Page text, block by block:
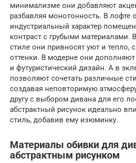
минимализме они добавляют
разбавляя монотонность. В лофте
индустриальный характер
контраст с грубыми материалами.
стиле они привносят уют и тепло,
оттенки. В модерне они
и футуристический дизайн. А в
позволяют сочетать различные
создавая неповторимую
другу с выбором дивана для его
абстрактный рисунок идеально
стиль, добавив ему изюминку.
Материалы обивки для
абстрактным рисунком